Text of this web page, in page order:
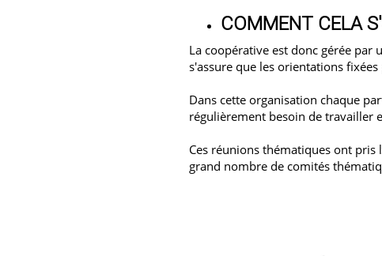
COMMENT CELA
La coopérative est donc gérée par
s'assure que les orientations
Dans cette organisation chaque
régulièrement besoin de travailler
Ces réunions thématiques ont
grand nombre de comités